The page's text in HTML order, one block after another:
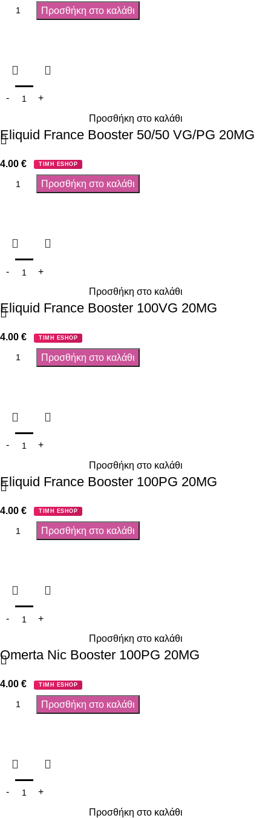
Προσθήκη στο καλάθι
Προσθήκη στο καλάθι
Eliquid France Booster 50/50 VG/PG 20MG
4.00 € ΤΙΜΗ ESHOP
Προσθήκη στο καλάθι
Προσθήκη στο καλάθι
Eliquid France Booster 100VG 20MG
4.00 € ΤΙΜΗ ESHOP
Προσθήκη στο καλάθι
Προσθήκη στο καλάθι
Eliquid France Booster 100PG 20MG
4.00 € ΤΙΜΗ ESHOP
Προσθήκη στο καλάθι
Προσθήκη στο καλάθι
Omerta Nic Booster 100PG 20MG
4.00 € ΤΙΜΗ ESHOP
Προσθήκη στο καλάθι
Προσθήκη στο καλάθι